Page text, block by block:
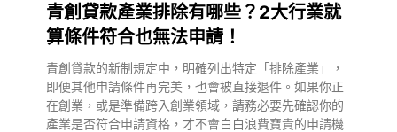
青創貸款產業排除有哪些？2大行業就
算條件符合也無法申請！
青創貸款的新制規定中，明確列出特定「排除產業」，
即便其他申請條件再完美，也會被直接退件。如果你正
在創業，或是準備跨入創業領域，請務必要先確認你的
產業是否符合申請資格，才不會白白浪費寶貴的申請機